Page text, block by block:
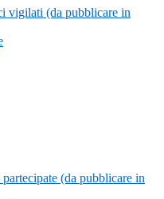
vigilati (da pubblicare in
(da pubblicare in